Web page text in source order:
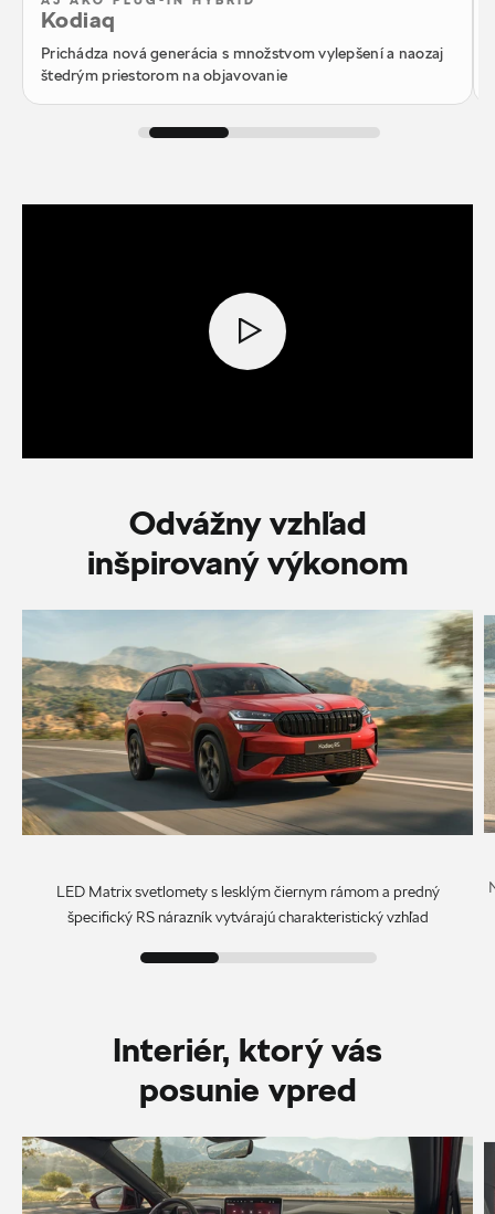
Kodiaq
Prichádza nová generácia s množstvom vylepšení a naozaj
štedrým priestorom na objavovanie
Odvážny vzhľad
inšpirovaný výkonom
LED Matrix svetlomety s lesklým čiernym rámom a predný
špecifický RS nárazník vytvárajú charakteristický vzhľad
Interiér, ktorý vás
posunie vpred